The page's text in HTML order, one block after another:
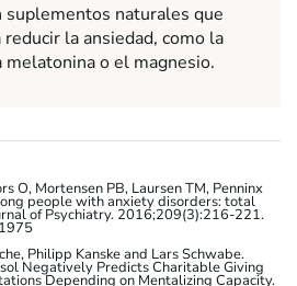
suplementos naturales que
reducir la ansiedad, como la
melatonina o el magnesio.
O, Mortensen PB, Laursen TM, Penninx
people with anxiety disorders: total
of Psychiatry. 2016;209(3):216-221.
Philipp Kanske and Lars Schwabe.
Negatively Predicts Charitable Giving
Depending on Mentalizing Capacity.